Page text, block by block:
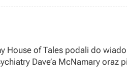
House of Tales podali do
Dave’a McNamary